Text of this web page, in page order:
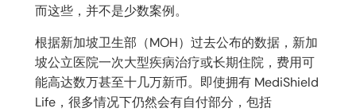
而这些，并不是少数案例。
根据新加坡卫生部（MOH）过去公布的数据，新加
坡公立医院一次大型疾病治疗或长期住院，费用可
能高达数万甚至十几万新币。即使拥有 MediShield
Life，很多情况下仍然会有自付部分，包括